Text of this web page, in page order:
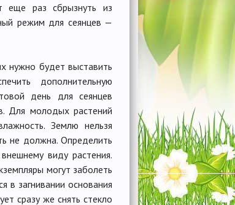
раз сбрызнуть из
режим для сеянцев —
нужно будет выставить
дополнительную
день для сеянцев
Для молодых растений
Землю нельзя
не должна. Определить
виду растения.
могут заболеть
в загнивании основания
сразу же снять стекло